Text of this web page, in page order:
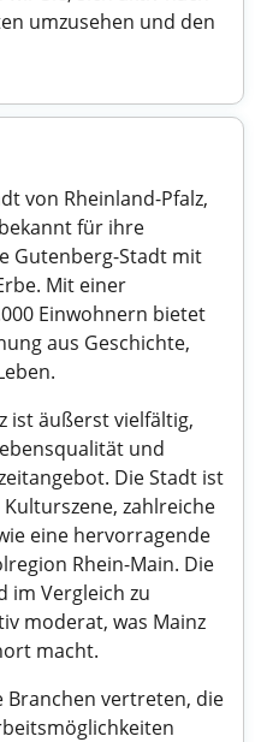
umzusehen und den
von Rheinland-Pfalz,
für ihre
Gutenberg-Stadt mit
Mit einer
Einwohnern bietet
aus Geschichte,
ist äußerst vielfältig,
und
Die Stadt ist
zahlreiche
eine hervorragende
Rhein-Main. Die
im Vergleich zu
moderat, was Mainz
macht.
Branchen vertreten, die